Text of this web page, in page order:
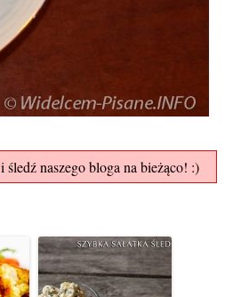
i śledź naszego bloga na bieżąco! :)